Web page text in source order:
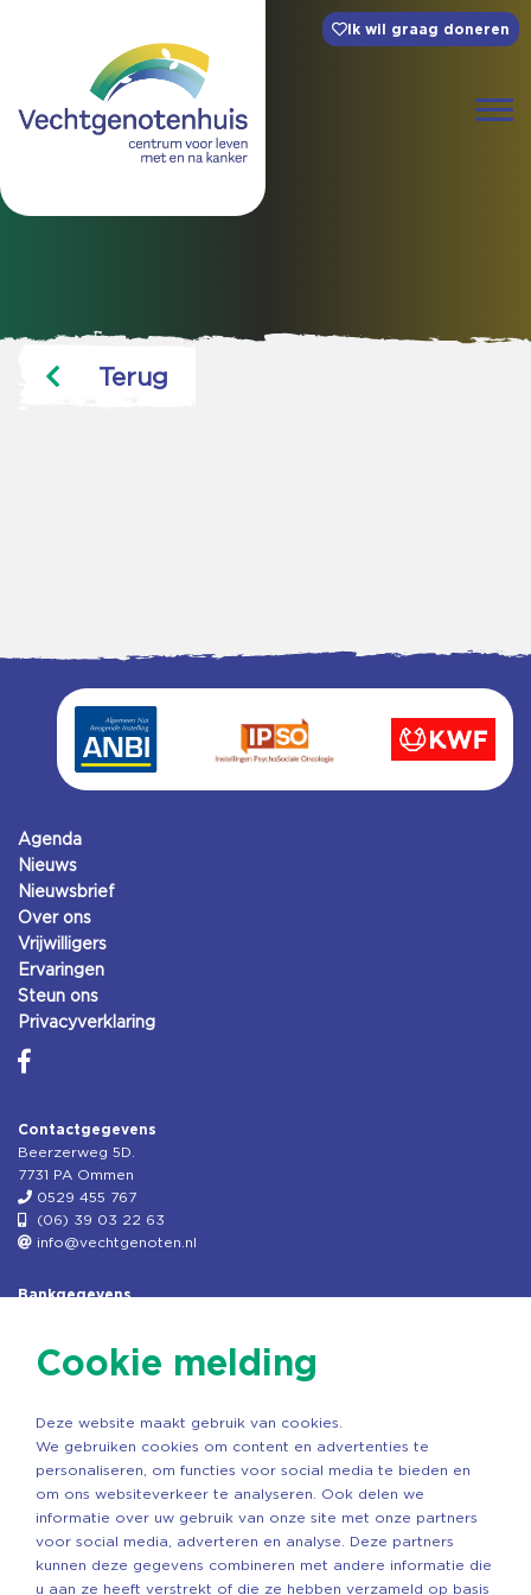
Ik wil graag doneren
Terug
Agenda
Nieuws
Nieuwsbrief
Over ons
Vrijwilligers
Ervaringen
Steun ons
Privacyverklaring
Contactgegevens
Beerzerweg 5D.
7731 PA Ommen
0529 455 767
(06) 39 03 22 63
info@vechtgenoten.nl
Bankgegevens
Rek.nr: NL85RABO0127579230
Copyright ©2026 Vechtgenoten
Cookie melding
Deze website maakt gebruik van cookies.
We gebruiken cookies om content en advertenties te
personaliseren, om functies voor social media te bieden en
om ons websiteverkeer te analyseren. Ook delen we
informatie over uw gebruik van onze site met onze partners
voor social media, adverteren en analyse. Deze partners
kunnen deze gegevens combineren met andere informatie die
u aan ze heeft verstrekt of die ze hebben verzameld op basis